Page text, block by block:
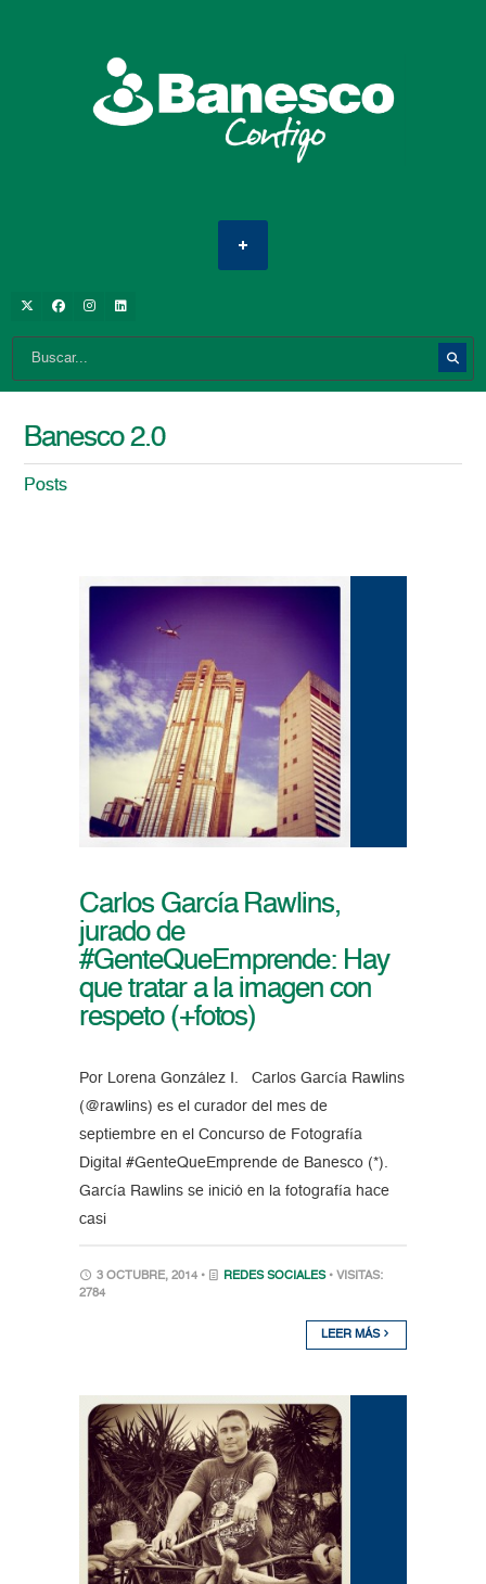
Banesco 2.0
Posts
Carlos García Rawlins,
jurado de
#GenteQueEmprende: Hay
que tratar a la imagen con
respeto (+fotos)
Por Lorena González I. Carlos García Rawlins
(@rawlins) es el curador del mes de
septiembre en el Concurso de Fotografía
Digital #GenteQueEmprende de Banesco (*).
García Rawlins se inició en la fotografía hace
casi
3 OCTUBRE, 2014 • REDES SOCIALES • VISITAS:
2784
LEER MÁS